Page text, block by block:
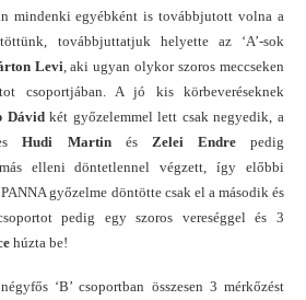
mindenki egyébként is továbbjutott volna a
továbbjuttatjuk helyette az ‘A’-sok
Levi, aki ugyan olykor szoros meccseken
csoportjában. A jó kis körbeveréseknek
Dávidkét győzelemmel lett csak negyedik, a
Hudi Martinés Zelei Endrepedig
elleni döntetlennel végzett, így előbbi
győzelme döntötte csak el a második és
pedig egy szoros vereséggel és 3
húzta be!
‘B’ csoportban összesen 3 mérkőzést